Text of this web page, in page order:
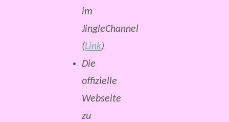
im
JingleChannel
(Link)
Die
offizielle
Webseite
zu